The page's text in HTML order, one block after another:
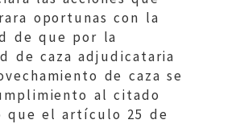
oportunas con la
de que por la
de caza adjudicataria
de caza se
al citado
que el artículo 25 de